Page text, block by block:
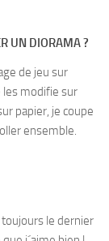
UN DIORAMA ?
de jeu sur
les modifie sur
papier, je coupe
ensemble.
toujours le dernier